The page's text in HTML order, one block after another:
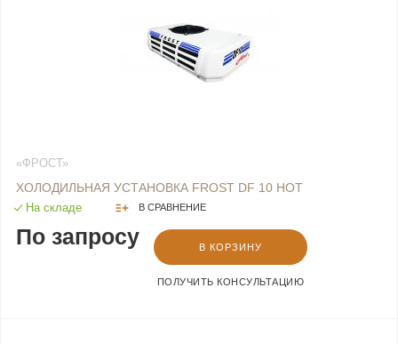
«ФРОСТ»
ХОЛОДИЛЬНАЯ УСТАНОВКА FROST DF 10 HOT
На складе В СРАВНЕНИЕ
По запросу В КОРЗИНУ
ПОЛУЧИТЬ КОНСУЛЬТАЦИЮ